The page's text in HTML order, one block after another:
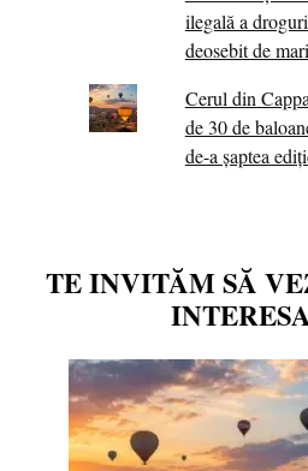
ilegală a
deosebit de mari
Cerul din
de 30 de
de-a șaptea
TE INVITĂM SĂ